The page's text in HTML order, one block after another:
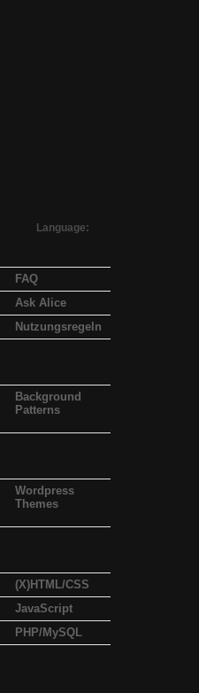
Language:
FAQ
Ask Alice
Nutzungsregeln
Background
Patterns
Wordpress
Themes
(X)HTML/CSS
JavaScript
PHP/MySQL